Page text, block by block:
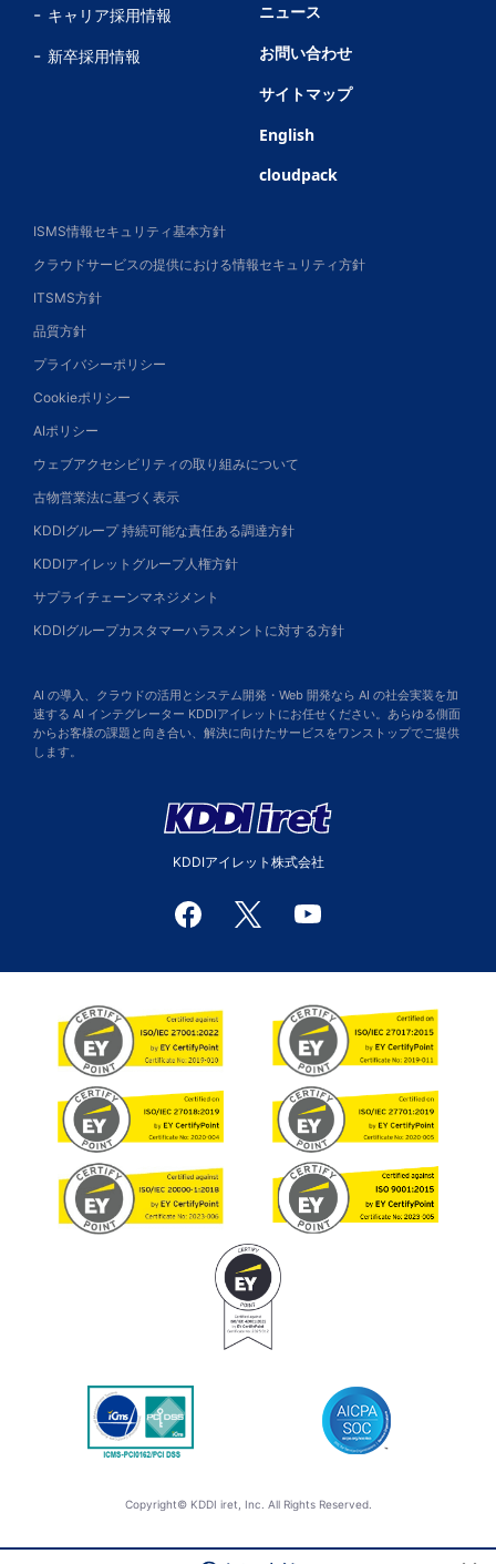
キャリア採用情報
新卒採用情報
ニュース
お問い合わせ
サイトマップ
English
cloudpack
ISMS情報セキュリティ基本方針
クラウドサービスの提供における情報セキュリティ方針
ITSMS方針
品質方針
プライバシーポリシー
Cookieポリシー
AIポリシー
ウェブアクセシビリティの取り組みについて
古物営業法に基づく表示
KDDIグループ 持続可能な責任ある調達方針
KDDIアイレットグループ人権方針
サプライチェーンマネジメント
KDDIグループカスタマーハラスメントに対する方針
AI の導入、クラウドの活用とシステム開発・Web 開発なら AI の社会実装を加
速する AI インテグレーター KDDIアイレットにお任せください。あらゆる側面
からお客様の課題と向き合い、解決に向けたサービスをワンストップでご提供
します。
KDDIアイレット株式会社
Copyright© KDDI iret, Inc. All Rights Reserved.